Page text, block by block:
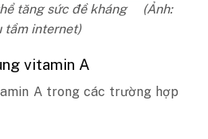
tăng sức đề kháng (Ảnh:
tầm internet)
vitamin A
A trong các trường hợp